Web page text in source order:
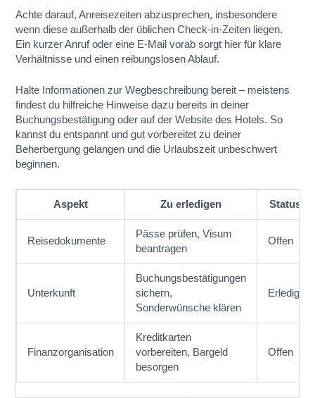
Achte darauf, Anreisezeiten abzusprechen, insbesondere
wenn diese außerhalb der üblichen Check-in-Zeiten liegen.
Ein kurzer Anruf oder eine E-Mail vorab sorgt hier für klare
Verhältnisse und einen reibungslosen Ablauf.
Halte Informationen zur Wegbeschreibung bereit – meistens
findest du hilfreiche Hinweise dazu bereits in deiner
Buchungsbestätigung oder auf der Website des Hotels. So
kannst du entspannt und gut vorbereitet zu deiner
Beherbergung gelangen und die Urlaubszeit unbeschwert
beginnen.
Aspekt Zu erledigen Status
Reisedokumente
Pässe prüfen, Visum
beantragen
Offen
Unterkunft
Buchungsbestätigungen
sichern,
Sonderwünsche klären
Erledigt
Finanzorganisation
Kreditkarten
vorbereiten, Bargeld
besorgen
Offen